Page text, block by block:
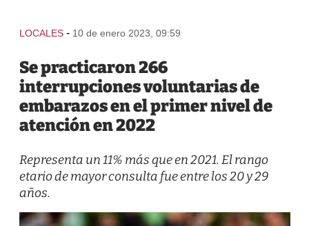
LOCALES - 10 de enero 2023, 09:59
Se practicaron 266
interrupciones voluntarias de
embarazos en el primer nivel de
atención en 2022
Representa un 11% más que en 2021. El rango
etario de mayor consulta fue entre los 20 y 29
años.